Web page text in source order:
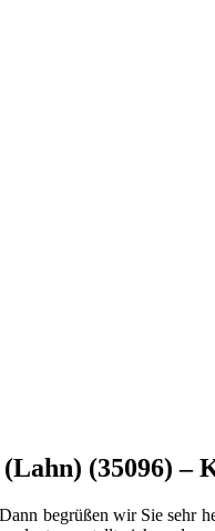
(35096) –
begrüßen wir Sie sehr